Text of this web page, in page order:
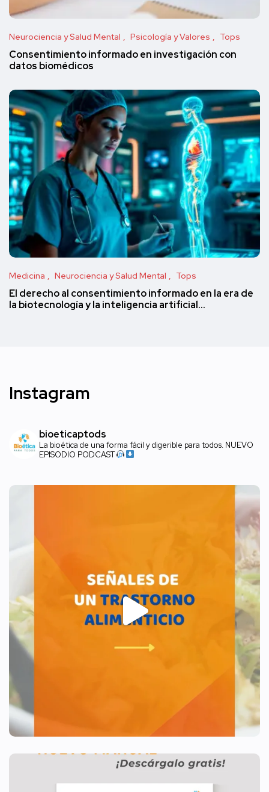
Neurociencia y Salud Mental Psicología y Valores Tops
Consentimiento informado en investigación con
datos biomédicos
Medicina Neurociencia y Salud Mental Tops
El derecho al consentimiento informado en la era de
la biotecnología y la inteligencia artificial…
Instagram
bioeticaptods
La bioética de una forma fácil y digerible para todos. NUEVO
EPISODIO PODCAST